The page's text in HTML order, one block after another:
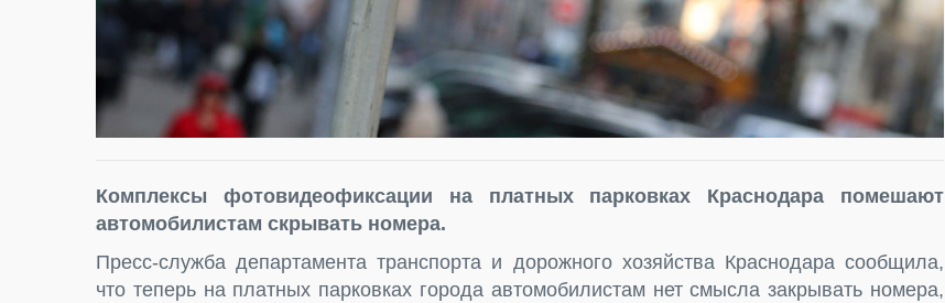
Комплексы фотовидеофиксации на платных парковках Краснодара помешают
автомобилистам скрывать номера.
Пресс-служба департамента транспорта и дорожного хозяйства Краснодара сообщила,
что теперь на платных парковках города автомобилистам нет смысла закрывать номера,